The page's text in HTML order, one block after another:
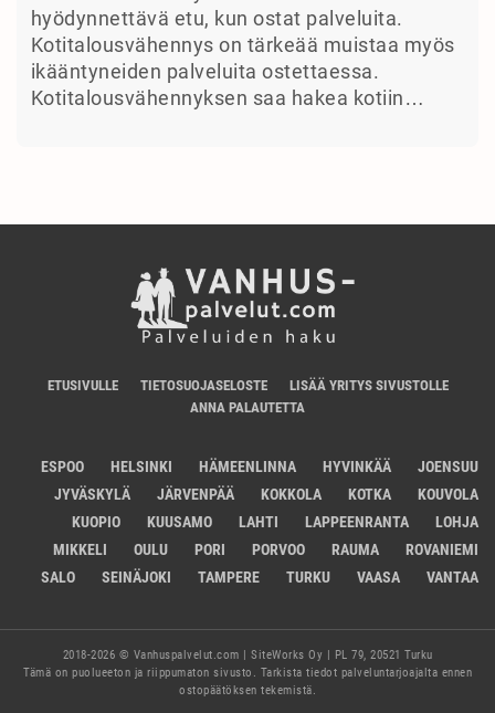
hyödynnettävä etu, kun ostat palveluita.
Kotitalousvähennys on tärkeää muistaa myös
ikääntyneiden palveluita ostettaessa.
Kotitalousvähennyksen saa hakea kotiin…
ETUSIVULLE TIETOSUOJASELOSTE
LISÄÄ YRITYS SIVUSTOLLE
ANNA PALAUTETTA
ESPOO HELSINKI HÄMEENLINNA HYVINKÄÄ
JOENSUU
JYVÄSKYLÄ
JÄRVENPÄÄ KOKKOLA KOTKA
KOUVOLA
KUOPIO
KUUSAMO LAHTI LAPPEENRANTA
LOHJA
MIKKELI
OULU PORI PORVOO RAUMA
ROVANIEMI
SALO
SEINÄJOKI TAMPERE TURKU VAASA VANTAA
2018-2026 © Vanhuspalvelut.com | SiteWorks Oy | PL 79, 20521 Turku
Tämä on puolueeton ja riippumaton sivusto. Tarkista tiedot palveluntarjoajalta ennen
ostopäätöksen tekemistä.